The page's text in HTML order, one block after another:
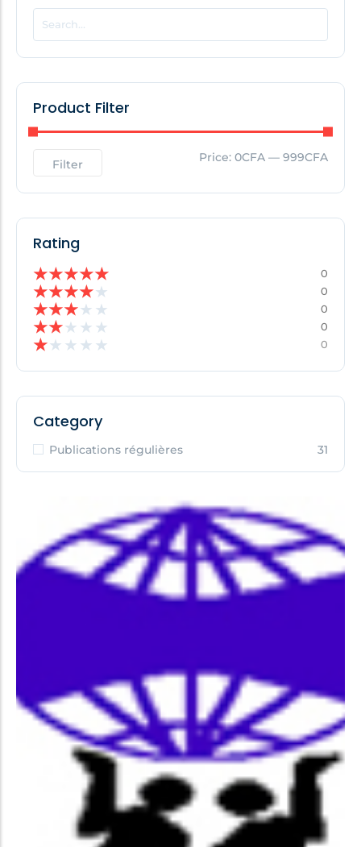
POPULAR THIS WEEK
No Posts Found!
No Posts Found!
Product Filter
Filter Price: 0CFA — 999CFA
Rating
★★★★★ 0
★★★★★ 0
★★★★ ★ 0
★★★ ★ ★ 0
★★ ★ ★ ★ 0
Category
Publications régulières 31